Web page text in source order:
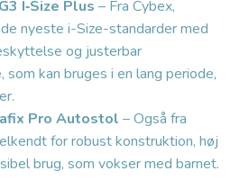
I‑Size Plus – Fra Cybex,
nyeste i-Size-standarder med
og justerbar
som kan bruges i en lang periode,
Pro Autostol – Også fra
for robust konstruktion, høj
brug, som vokser med barnet.